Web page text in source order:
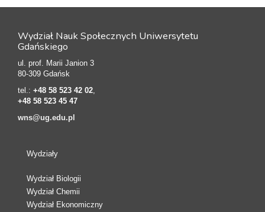
Wydział Nauk Społecznych Uniwersytetu
Gdańskiego
ul. prof. Marii Janion 3
80-309 Gdańsk
tel.: +48 58 523 42 02
+48 58 523 45 47
wns@ug.edu.pl
Wydziały
Wydział Biologii
Wydział Chemii
Wydział Ekonomiczny